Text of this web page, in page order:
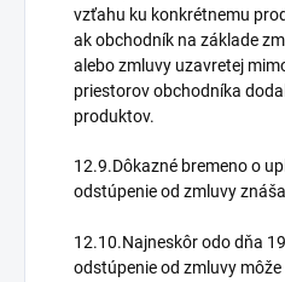
vzťahu ku konkrétnemu
ak obchodník na základe
alebo zmluvy uzavretej
priestorov obchodníka
produktov.
12.9.Dôkazné bremeno o
odstúpenie od zmluvy
12.10.Najneskôr odo dňa
odstúpenie od zmluvy